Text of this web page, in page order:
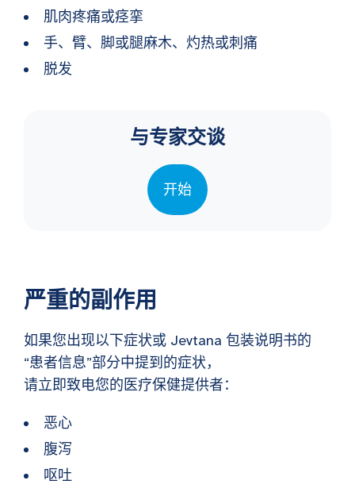
肌肉疼痛或痉挛
手、臂、脚或腿麻木、灼热或刺痛
脱发
与专家交谈
开始
严重的副作用
如果您出现以下症状或 Jevtana 包装说明书的
“患者信息”部分中提到的症状，
请立即致电您的医疗保健提供者：
恶心
腹泻
呕吐